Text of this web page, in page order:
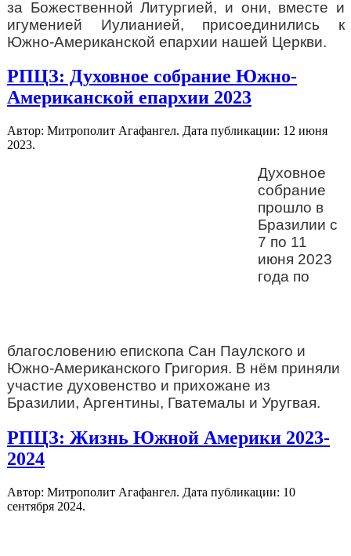
за Божественной Литургией, и они, вместе и
игуменией Иулианией, присоединились к
Южно-Американской епархии нашей Церкви.
РПЦЗ: Духовное собрание Южно-
Американской епархии 2023
Автор: Митрополит Агафангел. Дата публикации: 12 июня
2023.
Духовное
собрание
прошло в
Бразилии с
7 по 11
июня 2023
года по
благословению епископа Сан Паулского и
Южно-Американского Григория. В нём приняли
участие духовенство и прихожане из
Бразилии, Аргентины, Гватемалы и Уругвая.
РПЦЗ: Жизнь Южной Америки 2023-
2024
Автор: Митрополит Агафангел. Дата публикации: 10
сентября 2024.